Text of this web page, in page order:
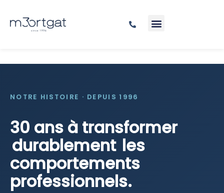
NOTRE HISTOIRE · DEPUIS 1996
30 ans à transformer
durablement les
comportements
professionnels.